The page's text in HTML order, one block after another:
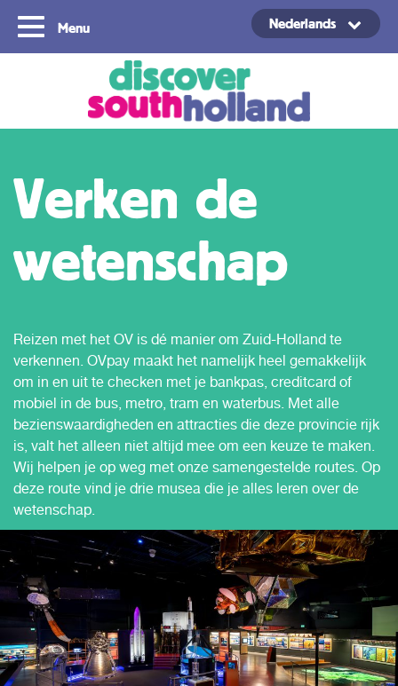
Menu
Copyright ©2024
Nederlands
Verken de
wetenschap
Reizen met het OV is dé manier om Zuid-Holland te
verkennen. OVpay maakt het namelijk heel gemakkelijk
om in en uit te checken met je bankpas, creditcard of
mobiel in de bus, metro, tram en waterbus. Met alle
bezienswaardigheden en attracties die deze provincie rijk
is, valt het alleen niet altijd mee om een keuze te maken.
Wij helpen je op weg met onze samengestelde routes. Op
deze route vind je drie musea die je alles leren over de
wetenschap.